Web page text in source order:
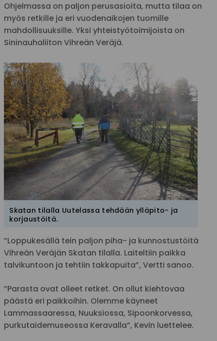
Ohjelmassa on paljon perusasioita, mutta tilaa on
myös retkille ja eri vuodenaikojen tuomille
mahdollisuuksille. Yksi yhteistyötoimijoista on
Sininauhaliiton Vihreän Veräjä.
Skatan tilalla Uutelassa tehdään ylläpito- ja
korjaustöitä.
”Loppukesällä tein paljon piha- ja kunnostustöitä
Vihreän Veräjän Skatan tilalla. Laiteltiin paikka
talvikuntoon ja tehtiin takkapuita”, Vertti sanoo.
”Parasta ovat olleet retket. On ollut kiehtovaa
päästä eri paikkoihin. Olemme käyneet
Lammassaaressa, Nuuksiossa, Sipoonkorvessa,
purkutaidemuseossa Keravalla”, Kevin luettelee.